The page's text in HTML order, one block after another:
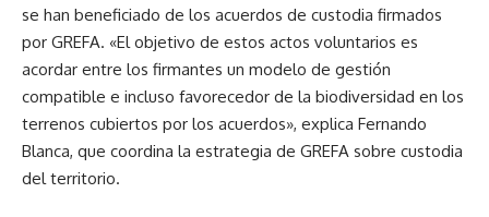
se han beneficiado de los acuerdos de custodia firmados
por GREFA. «El objetivo de estos actos voluntarios es
acordar entre los firmantes un modelo de gestión
compatible e incluso favorecedor de la biodiversidad en los
terrenos cubiertos por los acuerdos», explica Fernando
Blanca, que coordina la estrategia de GREFA sobre custodia
del territorio.